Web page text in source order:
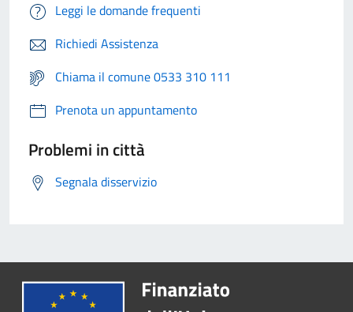
Leggi le domande frequenti
Richiedi Assistenza
Chiama il comune 0533 310 111
Prenota un appuntamento
Problemi in città
Segnala disservizio